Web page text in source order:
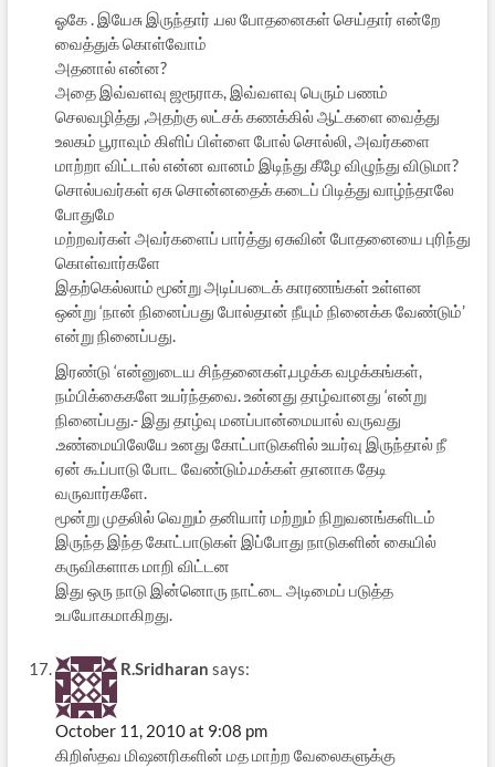
ஓகே . இயேசு இருந்தார் .பல போதனைகள் செய்தார் என்றே
வைத்துக் கொள்வோம்
அதனால் என்ன?
அதை இவ்வளவு ஜரூராக, இவ்வளவு பெரும் பணம்
செலவழித்து ,அதற்கு லட்சக் கணக்கில் ஆட்களை வைத்து
உலகம் பூராவும் கிளிப் பிள்ளை போல் சொல்லி, அவர்களை
மாற்றா விட்டால் என்ன வானம் இடிந்து கீழே விழுந்து விடுமா?
சொல்பவர்கள் ஏசு சொன்னதைக் கடைப் பிடித்து வாழ்ந்தாலே
போதுமே
மற்றவர்கள் அவர்களைப் பார்த்து ஏசுவின் போதனையை புரிந்து
கொள்வார்களே
இதற்கெல்லாம் மூன்று அடிப்படைக் காரணங்கள் உள்ளன
ஒன்று ‘நான் நினைப்பது போல்தான் நீயும் நினைக்க வேண்டும்’
என்று நினைப்பது.
இரண்டு ‘என்னுடைய சிந்தனைகள்,பழக்க வழக்கங்கள்,
நம்பிக்கைகளே உயர்ந்தவை. உன்னது தாழ்வானது ‘என்று
நினைப்பது.- இது தாழ்வு மனப்பான்மையால் வருவது
.உண்மையிலேயே உனது கோட்பாடுகளில் உயர்வு இருந்தால் நீ
ஏன் கூப்பாடு போட வேண்டும்.மக்கள் தானாக தேடி
வருவார்களே.
மூன்று முதலில் வெறும் தனியார் மற்றும் நிறுவனங்களிடம்
இருந்த இந்த கோட்பாடுகள் இப்போது நாடுகளின் கையில்
கருவிகளாக மாறி விட்டன
இது ஒரு நாடு இன்னொரு நாட்டை அடிமைப் படுத்த
உபயோகமாகிறது.
R.Sridharan says:
October 11, 2010 at 9:08 pm
கிறிஸ்தவ மிஷனரிகளின் மத மாற்ற வேலைகளுக்கு